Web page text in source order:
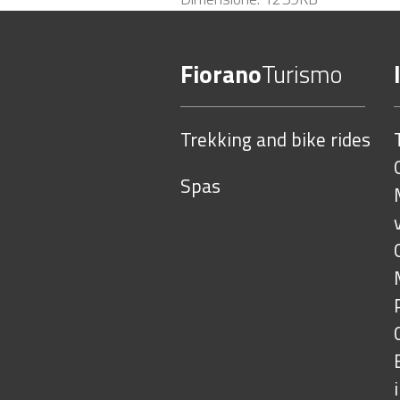
l'immagine
originali…
FioranoTurismo
Trekking and bike rides
Spas